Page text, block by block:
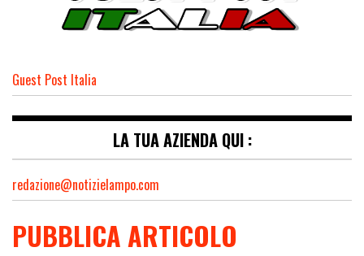
Guest Post Italia
LA TUA AZIENDA QUI :
redazione@notizielampo.com
PUBBLICA ARTICOLO